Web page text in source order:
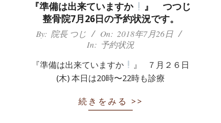
『準備は出来ていますか
』 つつじ
整骨院7月26日の予約状況です。
2018-
By: 院長 つじ On: 2018年7月26日
In: 予約状況
『準備は出来ていますか
』 ７月２６日
(木) 本日は20時〜22時も診療
続きをみる >>